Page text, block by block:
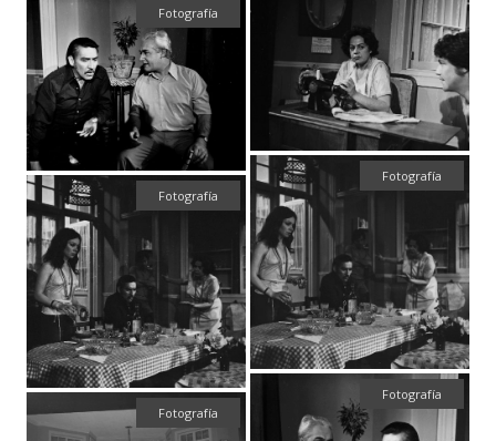
Fotografía
Fotografía
Fotografía
Fotografía
Fotografía